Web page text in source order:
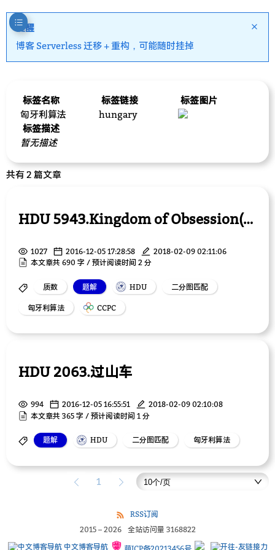
提醒
博客 Serverless 迁移 + 重构，可能随时挂掉
标签名称 标签链接
标签图片
匈牙利算法
hungary
标签描述
暂无描述
共有 2 篇文章
HDU 5943.Kingdom of Obsession(2016 CCPC 杭州 K)
1027 2016-12-05 17:28:58
2018-02-09 02:11:06
本文章共 690 字 / 预计阅读时间 2 分
质数 题解 HDU 二分图匹配
匈牙利算法 CCPC
HDU 2063.过山车
994 2016-12-05 16:55:51
2018-02-09 02:10:08
本文章共 365 字 / 预计阅读时间 1 分
题解 HDU 二分图匹配 匈牙利算法
1
RSS订阅
2015– 2026 全站访问量 3168822
中文博客导航